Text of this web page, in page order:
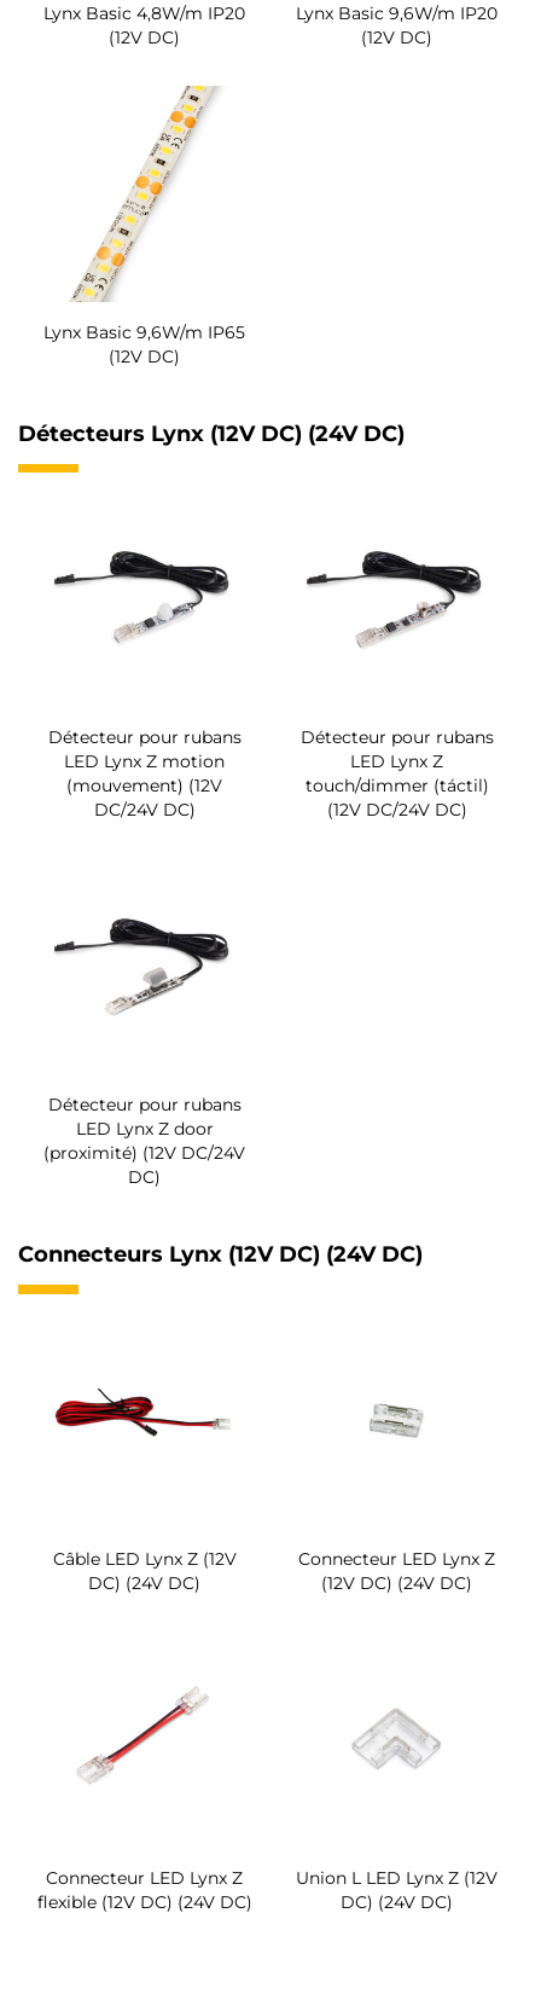
Lynx Basic 4,8W/m IP20
(12V DC)
Lynx Basic 9,6W/m IP20
(12V DC)
Lynx Basic 9,6W/m IP65
(12V DC)
Détecteurs Lynx (12V DC) (24V DC)
Détecteur pour rubans
LED Lynx Z motion
(mouvement) (12V
DC/24V DC)
Détecteur pour rubans
LED Lynx Z
touch/dimmer (táctil)
(12V DC/24V DC)
Détecteur pour rubans
LED Lynx Z door
(proximité) (12V DC/24V
DC)
Connecteurs Lynx (12V DC) (24V DC)
Câble LED Lynx Z (12V
DC) (24V DC)
Connecteur LED Lynx Z
(12V DC) (24V DC)
Connecteur LED Lynx Z
flexible (12V DC) (24V DC)
Union L LED Lynx Z (12V
DC) (24V DC)